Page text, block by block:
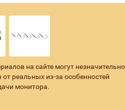
на сайте могут незначительно
от реальных из-за особенностей
монитора.